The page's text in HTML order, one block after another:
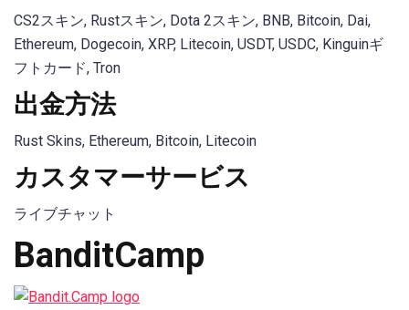
CS2スキン, Rustスキン, Dota 2スキン, BNB, Bitcoin, Dai,
Ethereum, Dogecoin, XRP, Litecoin, USDT, USDC, Kinguinギ
フトカード, Tron
出金方法
Rust Skins, Ethereum, Bitcoin, Litecoin
カスタマーサービス
ライブチャット
BanditCamp